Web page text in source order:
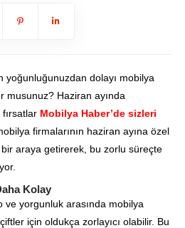
yoğunluğunuzdan dolayı mobilya
musunuz? Haziran ayında
Mobilya Haber’de sizleri
firmalarının haziran ayına özel
araya getirerek, bu zorlu süreçte
Kolay
yorgunluk arasında mobilya
için oldukça zorlayıcı olabilir. Bu